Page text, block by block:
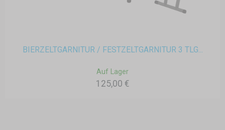
BIERZELTGARNITUR / FESTZELTGARNITUR 3 TLG...
Auf Lager
125,00 €